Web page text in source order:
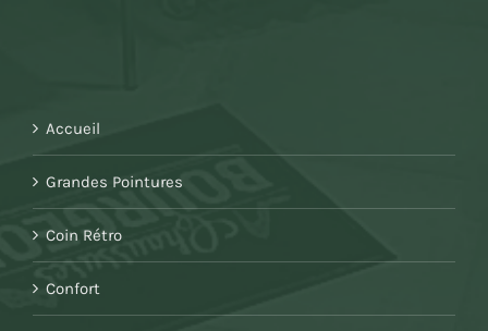
Accueil
Grandes Pointures
Coin Rétro
Confort